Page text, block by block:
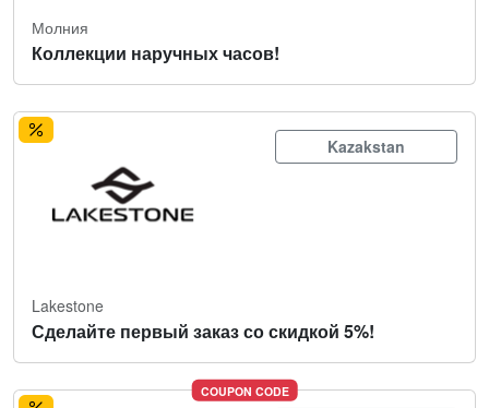
Молния
Коллекции наручных часов!
Kazakstan
Lakestone
Сделайте первый заказ со скидкой 5%!
COUPON CODE